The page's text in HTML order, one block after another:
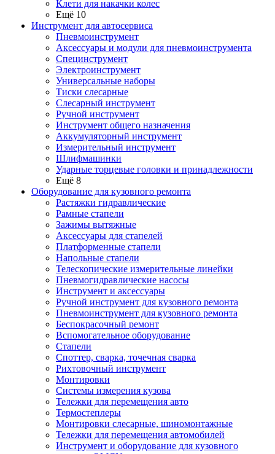
Клети для накачки колес
Ещё 10
Инструмент для автосервиса
Пневмоинструмент
Аксессуары и модули для пневмоинструмента
Специнструмент
Электроинструмент
Универсальные наборы
Тиски слесарные
Слесарный инструмент
Ручной инструмент
Инструмент общего назначения
Аккумуляторный инструмент
Измерительный инструмент
Шлифмашинки
Ударные торцевые головки и принадлежности
Ещё 8
Оборудование для кузовного ремонта
Растяжки гидравлические
Рамные стапели
Зажимы вытяжные
Аксессуары для стапелей
Платформенные стапели
Напольные стапели
Телескопические измерительные линейки
Пневмогидравлические насосы
Инструмент и аксессуары
Ручной инструмент для кузовного ремонта
Пневмоинструмент для кузовного ремонта
Беспокрасочный ремонт
Вспомогательное оборудование
Стапели
Споттер, сварка, точечная сварка
Рихтовочный инструмент
Монтировки
Системы измерения кузова
Тележки для перемещения авто
Термостеплеры
Монтировки слесарные, шиномонтажные
Тележки для перемещения автомобилей
Инструмент и оборудование для кузовного